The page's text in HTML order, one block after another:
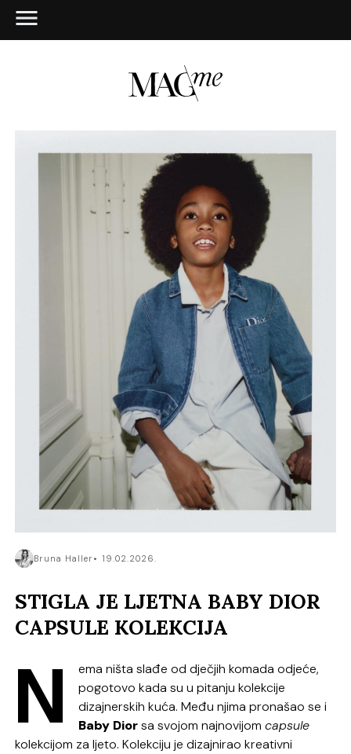
Bruna Haller 19.02.2026.
STIGLA JE LJETNA BABY DIOR
CAPSULE KOLEKCIJA
N
ema ništa slađe od dječjih komada odjeće,
pogotovo kada su u pitanju kolekcije
dizajnerskih kuća. Među njima pronašao se i
Baby Diorsa svojom najnovijomcapsule
kolekcijom za ljeto. Kolekciju je dizajnirao kreativni